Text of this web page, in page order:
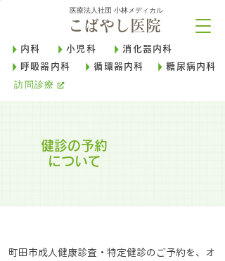
こばやし医院
医療法人社団 小林メディカル
内科 小児科
消化器内科
呼吸器内科
循環器内科 糖尿病内科
訪問診療
健診の​予約
について
町田市成人健康診査・特定健診のご予約を、オ